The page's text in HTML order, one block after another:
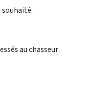
souhaité.
au chasseur